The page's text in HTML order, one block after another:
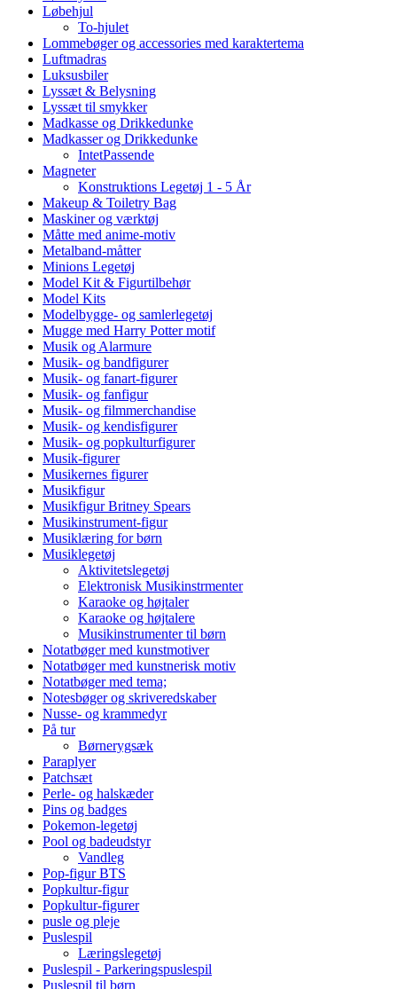
Løbehjul
To-hjulet
Lommebøger og accessories med karaktertema
Luftmadras
Luksusbiler
Lyssæt & Belysning
Lyssæt til smykker
Madkasse og Drikkedunke
Madkasser og Drikkedunke
IntetPassende
Magneter
Konstruktions Legetøj 1 - 5 År
Makeup & Toiletry Bag
Maskiner og værktøj
Måtte med anime-motiv
Metalband-måtter
Minions Legetøj
Model Kit & Figurtilbehør
Model Kits
Modelbygge- og samlerlegetøj
Mugge med Harry Potter motif
Musik og Alarmure
Musik- og bandfigurer
Musik- og fanart-figurer
Musik- og fanfigur
Musik- og filmmerchandise
Musik- og kendisfigurer
Musik- og popkulturfigurer
Musik-figurer
Musikernes figurer
Musikfigur
Musikfigur Britney Spears
Musikinstrument-figur
Musiklæring for børn
Musiklegetøj
Aktivitetslegetøj
Elektronisk Musikinstrmenter
Karaoke og højtaler
Karaoke og højtalere
Musikinstrumenter til børn
Notatbøger med kunstmotiver
Notatbøger med kunstnerisk motiv
Notatbøger med tema;
Notesbøger og skriveredskaber
Nusse- og krammedyr
På tur
Børnerygsæk
Paraplyer
Patchsæt
Perle- og halskæder
Pins og badges
Pokemon-legetøj
Pool og badeudstyr
Vandleg
Pop-figur BTS
Popkultur-figur
Popkultur-figurer
pusle og pleje
Puslespil
Læringslegetøj
Puslespil - Parkeringspuslespil
Puslespil til børn